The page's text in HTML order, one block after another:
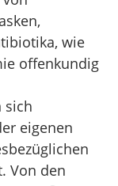
wie
offenkundig
sich
eigenen
Von den